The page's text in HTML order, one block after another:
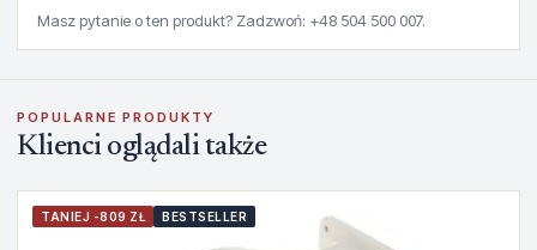
Masz pytanie o ten produkt? Zadzwoń: +48 504 500 007.
POPULARNE PRODUKTY
Klienci oglądali także
TANIEJ -809 ZŁ BESTSELLER